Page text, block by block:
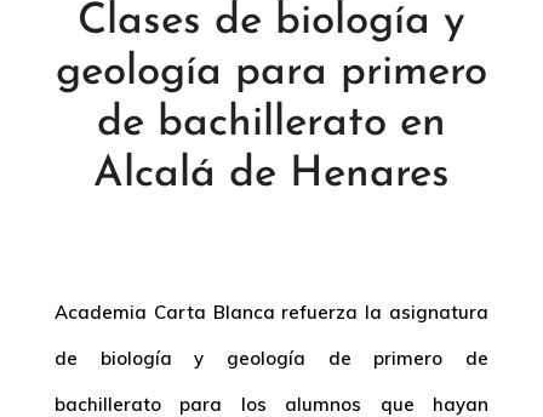
Clases de biología y
geología para primero
de bachillerato en
Alcalá de Henares
Academia Carta Blanca refuerza la asignatura
de biología y geología de primero de
bachillerato para los alumnos que hayan